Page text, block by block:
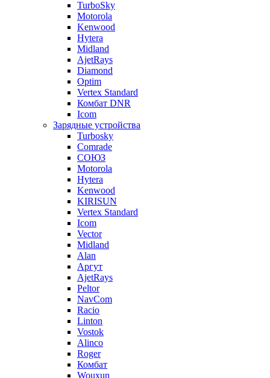
TurboSky
Motorola
Kenwood
Hytera
Midland
AjetRays
Diamond
Optim
Vertex Standard
Комбат DNR
Icom
Зарядные устройства
Turbosky
Comrade
СОЮЗ
Motorola
Hytera
Kenwood
KIRISUN
Vertex Standard
Icom
Vector
Midland
Alan
Аргут
AjetRays
Peltor
NavCom
Racio
Linton
Vostok
Alinco
Roger
Комбат
Wouxun